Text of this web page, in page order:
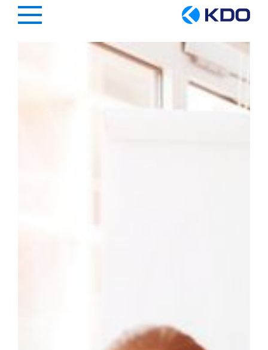
Hauptregion der Seite anspringen